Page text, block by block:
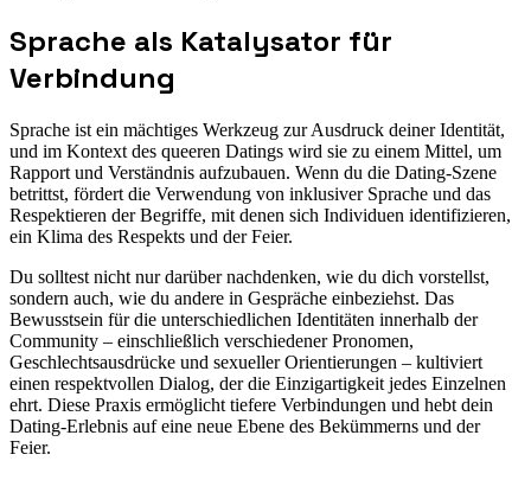
Sprache als Katalysator für
Verbindung
Sprache ist ein mächtiges Werkzeug zur Ausdruck deiner Identität,
und im Kontext des queeren Datings wird sie zu einem Mittel, um
Rapport und Verständnis aufzubauen. Wenn du die Dating-Szene
betrittst, fördert die Verwendung von inklusiver Sprache und das
Respektieren der Begriffe, mit denen sich Individuen identifizieren,
ein Klima des Respekts und der Feier.
Du solltest nicht nur darüber nachdenken, wie du dich vorstellst,
sondern auch, wie du andere in Gespräche einbeziehst. Das
Bewusstsein für die unterschiedlichen Identitäten innerhalb der
Community – einschließlich verschiedener Pronomen,
Geschlechtsausdrücke und sexueller Orientierungen – kultiviert
einen respektvollen Dialog, der die Einzigartigkeit jedes Einzelnen
ehrt. Diese Praxis ermöglicht tiefere Verbindungen und hebt dein
Dating-Erlebnis auf eine neue Ebene des Bekümmerns und der
Feier.